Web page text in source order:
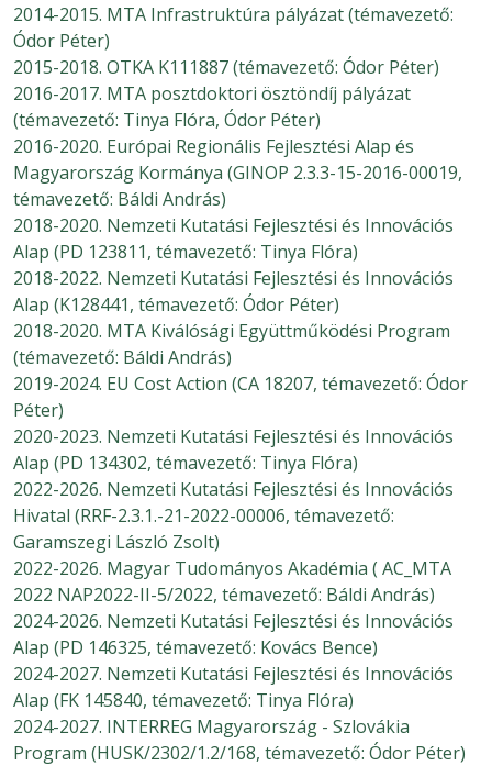
2014-2015. MTA Infrastruktúra pályázat (témavezető:
Ódor Péter)
2015-2018. OTKA K111887 (témavezető: Ódor Péter)
2016-2017. MTA posztdoktori ösztöndíj pályázat
(témavezető: Tinya Flóra, Ódor Péter)
2016-2020. Európai Regionális Fejlesztési Alap és
Magyarország Kormánya (GINOP 2.3.3-15-2016-00019,
témavezető: Báldi András)
2018-2020. Nemzeti Kutatási Fejlesztési és Innovációs
Alap (PD 123811, témavezető: Tinya Flóra)
2018-2022. Nemzeti Kutatási Fejlesztési és Innovációs
Alap (K128441, témavezető: Ódor Péter)
2018-2020. MTA Kiválósági Együttműködési Program
(témavezető: Báldi András)
2019-2024. EU Cost Action (CA 18207, témavezető: Ódor
Péter)
2020-2023. Nemzeti Kutatási Fejlesztési és Innovációs
Alap (PD 134302, témavezető: Tinya Flóra)
2022-2026. Nemzeti Kutatási Fejlesztési és Innovációs
Hivatal (RRF-2.3.1.-21-2022-00006, témavezető:
Garamszegi László Zsolt)
2022-2026. Magyar Tudományos Akadémia ( AC_MTA
2022 NAP2022-II-5/2022, témavezető: Báldi András)
2024-2026. Nemzeti Kutatási Fejlesztési és Innovációs
Alap (PD 146325, témavezető: Kovács Bence)
2024-2027. Nemzeti Kutatási Fejlesztési és Innovációs
Alap (FK 145840, témavezető: Tinya Flóra)
2024-2027. INTERREG Magyarország - Szlovákia
Program (HUSK/2302/1.2/168, témavezető: Ódor Péter)